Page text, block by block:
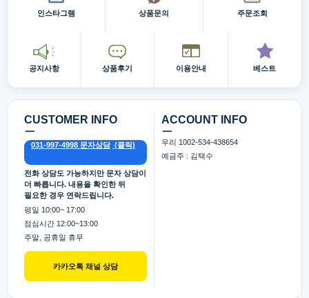
인스타그램 상품문의 주문조회
공지사항 상품후기 이용안내 베스트
CUSTOMER INFO
카카오톡 채널 상담
ㅡ
031-997-4998 문자상담
전화 상담도 가능하지만 문자 상담이
더 빠릅니다. 내용을 확인한 뒤
필요한 경우 연락드립니다.
평일 10:00~ 17:00
점심시간 12:00~13:00
주말, 공휴일 휴무
ACCOUNT INFO
ㅡ
우리 1002-534-438654
예금주 : 김택수